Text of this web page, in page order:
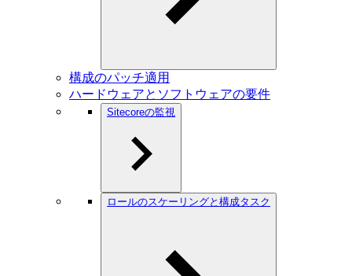
構成のパッチ適用
ハードウェアとソフトウェアの要件
Sitecoreの監視
ロールのスケーリングと構成タスク